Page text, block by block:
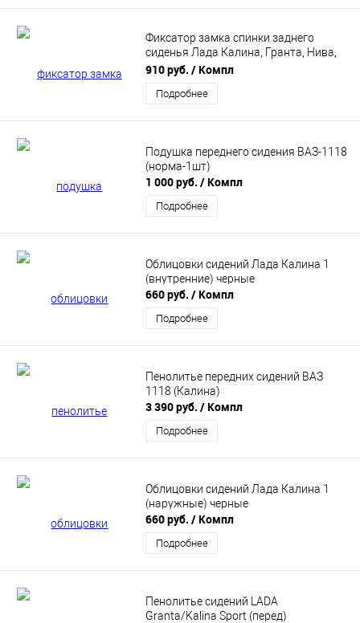
Фиксатор замка спинки заднего
сиденья Лада Калина, Гранта, Нива,
Шевроле Нива (11180-6824090) 2шт
910 руб. / Компл
Подробнее
Подушка переднего сидения ВАЗ-1118
(норма-1шт)
1 000 руб. / Компл
Подробнее
Облицовки сидений Лада Калина 1
(внутренние) черные
660 руб. / Компл
Подробнее
Пенолитье передних сидений ВАЗ
1118 (Калина)
3 390 руб. / Компл
Подробнее
Облицовки сидений Лада Калина 1
(наружные) черные
660 руб. / Компл
Подробнее
Пенолитье сидений LADA
Granta/Kalina Sport (перед)